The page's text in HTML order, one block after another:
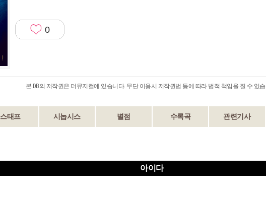
0
본 DB의 저작권은 더뮤지컬에 있습니다. 무단 이용시 저작권법 등에 따라 법적 책임을 질 수 있
스태프 시놉시스 별점 수록곡 관련기사
아이다